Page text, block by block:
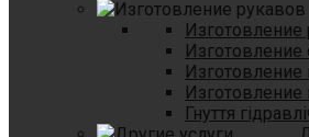
Гнуття